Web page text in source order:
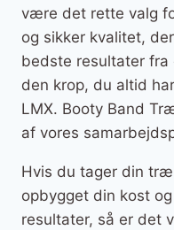
være det rette valg
og sikker kvalitet,
bedste resultater
den krop, du altid
LMX. Booty Band
af vores
Hvis du tager din
opbygget din kost
resultater, så er det